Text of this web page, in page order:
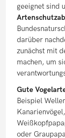
geeignet sind
darüber
zunächst mit
machen, um
Gute
Beispiel
oder